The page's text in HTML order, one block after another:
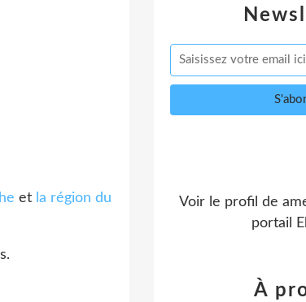
et la région du
Voir le profil de
portail
À